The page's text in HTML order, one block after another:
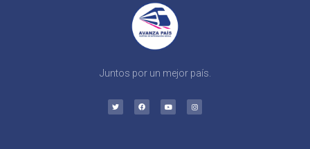
Juntos por un mejor país.